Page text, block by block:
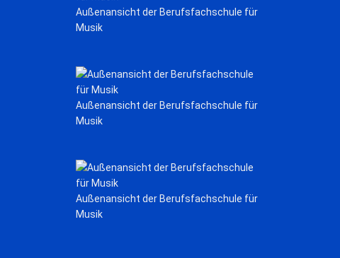
Außenansicht der Berufsfachschule für
Musik
Außenansicht der Berufsfachschule für
Musik
Außenansicht der Berufsfachschule für
Musik